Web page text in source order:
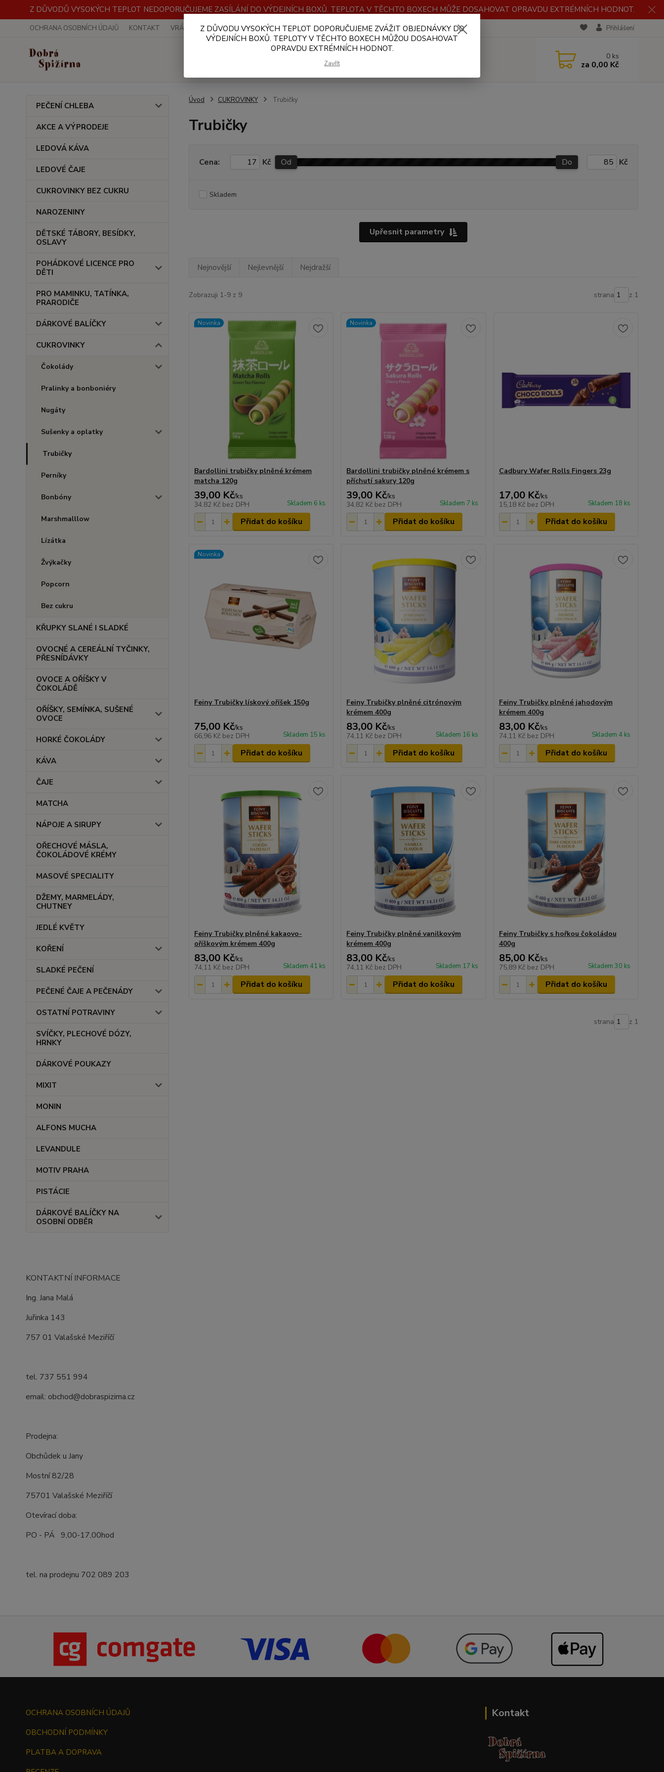
Z DŮVODŮ VYSOKÝCH TEPLOT NEDOPORUČUJEME ZASÍLÁNÍ DO VÝDEJNÍCH BOXŮ. TEPLOTA V TĚCHTO BOXECH MŮŽE DOSAHOVAT OPRAVDU EXTRÉMNÍCH HODNOT.
OCHRANA OSOBNÍCH ÚDAJŮ KONTAKT VRÁCENÍ ZBOŽÍ OBCHODNÍ PODMÍNKY PLATBA A DOPRAVA VELKOOBCHOD RECENZE Přihlášení
Hledat 0 ks
za 0,00 Kč
PEČENÍ CHLEBA
AKCE A VÝPRODEJE
LEDOVÁ KÁVA
LEDOVÉ ČAJE
CUKROVINKY BEZ CUKRU
NAROZENINY
DĚTSKÉ TÁBORY, BESÍDKY,
OSLAVY
POHÁDKOVÉ LICENCE PRO
DĚTI
PRO MAMINKU, TATÍNKA,
PRARODIČE
DÁRKOVÉ BALÍČKY
CUKROVINKY
Čokolády
Pralinky a bonboniéry
Nugáty
Sušenky a oplatky
Trubičky
Perníky
Bonbóny
Marshmalllow
Lízátka
Žvýkačky
Popcorn
Bez cukru
KŘUPKY SLANÉ I SLADKÉ
OVOCNÉ A CEREÁLNÍ TYČINKY,
PŘESNÍDÁVKY
OVOCE A OŘÍŠKY V
ČOKOLÁDĚ
OŘÍŠKY, SEMÍNKA, SUŠENÉ
OVOCE
HORKÉ ČOKOLÁDY
KÁVA
ČAJE
MATCHA
NÁPOJE A SIRUPY
OŘECHOVÉ MÁSLA,
ČOKOLÁDOVÉ KRÉMY
MASOVÉ SPECIALITY
DŽEMY, MARMELÁDY,
CHUTNEY
JEDLÉ KVĚTY
KOŘENÍ
SLADKÉ PEČENÍ
PEČENÉ ČAJE A PEČENÁDY
OSTATNÍ POTRAVINY
SVÍČKY, PLECHOVÉ DÓZY,
HRNKY
DÁRKOVÉ POUKAZY
MIXIT
MONIN
ALFONS MUCHA
LEVANDULE
MOTIV PRAHA
PISTÁCIE
DÁRKOVÉ BALÍČKY NA
OSOBNÍ ODBĚR
KONTAKTNÍ INFORMACE
Ing. Jana Malá
Juřinka 143
757 01 Valašské Meziříčí
tel. 737 551 994
email: obchod@dobraspizirna.cz
Prodejna:
Obchůdek u Jany
Mostní 82/28
75701 Valašské Meziříčí
Otevírací doba:
PO - PÁ 9,00-17,00hod
tel. na prodejnu 702 089 203
Úvod CUKROVINKY Trubičky
Trubičky
Upřesnit parametry
Cena: Kč Od Do Kč
Skladem
Nejnovější Nejlevnější Nejdražší
Zobrazuji 1-9 z 9 strana z 1
Novinka
Bardollini trubičky plněné krémem
matcha 120g
39,00 Kč/ks
34,82 Kč bez DPH Skladem 6 ks
Přidat do košíku
Novinka
Bardollini trubičky plněné krémem s
příchutí sakury 120g
39,00 Kč/ks
34,82 Kč bez DPH Skladem 7 ks
Přidat do košíku
Cadbury Wafer Rolls Fingers 23g
17,00 Kč/ks
15,18 Kč bez DPH Skladem 18 ks
Přidat do košíku
Novinka
Feiny Trubičky lískový oříšek 150g
75,00 Kč/ks
66,96 Kč bez DPH Skladem 15 ks
Přidat do košíku
Feiny Trubičky plněné citrónovým
krémem 400g
83,00 Kč/ks
74,11 Kč bez DPH Skladem 16 ks
Přidat do košíku
Feiny Trubičky plněné jahodovým
krémem 400g
83,00 Kč/ks
74,11 Kč bez DPH Skladem 4 ks
Přidat do košíku
Feiny Trubičky plněné kakaovo-
oříškovým krémem 400g
83,00 Kč/ks
74,11 Kč bez DPH Skladem 41 ks
Přidat do košíku
Feiny Trubičky plněné vanilkovým
krémem 400g
83,00 Kč/ks
74,11 Kč bez DPH Skladem 17 ks
Přidat do košíku
Feiny Trubičky s hořkou čokoládou
400g
85,00 Kč/ks
75,89 Kč bez DPH Skladem 30 ks
Přidat do košíku
strana z 1
OCHRANA OSOBNÍCH ÚDAJŮ
OBCHODNÍ PODMÍNKY
PLATBA A DOPRAVA
Kontakt
Z DŮVODU VYSOKÝCH TEPLOT DOPORUČUJEME ZVÁŽIT OBJEDNÁVKY DO
VÝDEJNÍCH BOXŮ. TEPLOTY V TĚCHTO BOXECH MŮŽOU DOSAHOVAT
OPRAVDU EXTRÉMNÍCH HODNOT.
Zavřít